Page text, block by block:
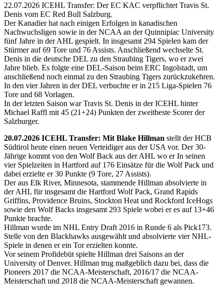
22.07.2026 ICEHL Transfer: Der EC KAC verpflichtet Travis St.
Denis vom EC Red Bull Salzburg.
Der Kanadier hat nach einigen Erfolgen in kanadischen
Nachwuchsligen sowie in der NCAA an der Quinnipiac University
fünf Jahre in der AHL gespielt. In insgesamt 294 Spielen kam der
Stürmer auf 69 Tore und 76 Assists. Anschließend wechselte St.
Denis in die deutsche DEL zu den Straubing Tigers, wo er zwei
Jahre blieb. Es folgte eine DEL-Saison beim ERC Ingolstadt, um
anschließend noch einmal zu den Straubing Tigers zurückzukehren.
In den vier Jahren in der DEL verbuchte er in 215 Liga-Spielen 76
Tore und 68 Vorlagen.
In der letzten Saison war Travis St. Denis in der ICEHL hinter
Michael Raffl mit 45 (21+24) Punkten der zweitbeste Scorer der
Salzburger.
20.07.2026 ICEHL Transfer: Mit Blake Hillman stellt der HCB
Südtirol heute einen neuen Verteidiger aus der USA vor. Der 30-
Jährige kommt von den Wolf Back aus der AHL wo er In seinen
vier Spielzeiten in Hartford auf 176 Einsätze für die Wolf Pack und
dabei erzielte er 30 Punkte (9 Tore, 27 Assists).
Der aus Elk River, Minnesota, stammende Hillman absolvierte in
der AHL für insgesamt die Hartford Wolf Pack, Grand Rapids
Griffins, Providence Bruins, Stockton Heat und Rockford IceHogs
sowie den Wolf Backs insgesamt 293 Spiele wobei er es auf 13+46
Punkte brachte.
Hillman wurde im NHL Entry Draft 2016 in Runde 6 als Pick173.
Stelle von den Blackhawks ausgewählt und absolvierte vier NHL-
Spiele in denen er ein Tor erzielten konnte.
Vor seinem Profidebüt spielte Hillman drei Saisons an der
University of Denver. Hillman trug maßgeblich dazu bei, dass die
Pioneers 2017 die NCAA-Meisterschaft, 2016/17 die NCAA-
Meisterschaft und 2018 die NCAA-Meisterschaft gewannen.